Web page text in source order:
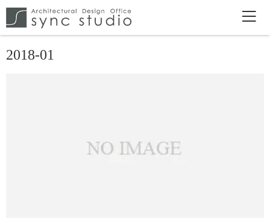
2018-01